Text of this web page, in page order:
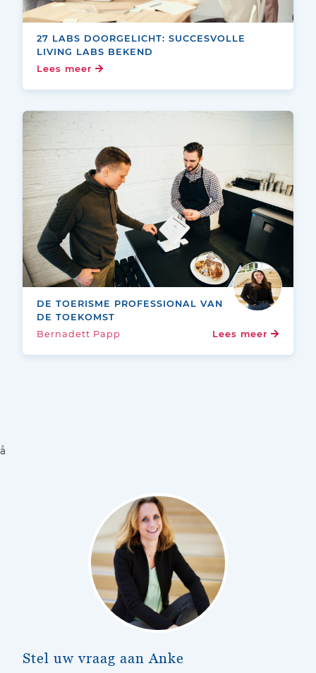
27 LABS DOORGELICHT: SUCCESVOLLE
LIVING LABS BEKEND
Lees meer
DE TOERISME PROFESSIONAL VAN
DE TOEKOMST
Bernadett Papp
Lees meer
å
Stel uw vraag aan Anke